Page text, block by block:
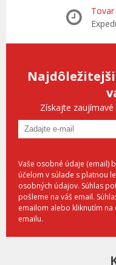
Tovar
Získajte
Vaše osobné údaje (email)
účelom v súlade s platnou
osobných údajov. Súhlas
pošleme na váš email.
emailom alebo kliknutím
emailu.